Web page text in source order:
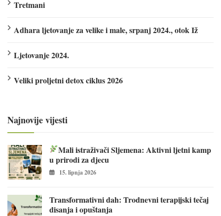
Tretmani
Adhara ljetovanje za velike i male, srpanj 2024., otok Iž
Ljetovanje 2024.
Veliki proljetni detox ciklus 2026
Najnovije vijesti
Mali istraživači Sljemena: Aktivni ljetni kamp
u prirodi za djecu
15. lipnja 2026
Transformativni dah: Trodnevni terapijski tečaj
disanja i opuštanja